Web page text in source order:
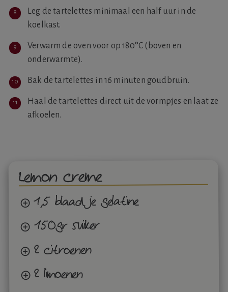
Leg de tartelettes minimaal een half uur in de
koelkast.
Verwarm de oven voor op 180°C (boven en
onderwarmte).
Bak de tartelettes in 16 minuten goudbruin.
Haal de tartelettes direct uit de vormpjes en laat ze
afkoelen.
Lemon creme
1,5 blaadje gelatine
150gr suiker
2 citroenen
2 limoenen